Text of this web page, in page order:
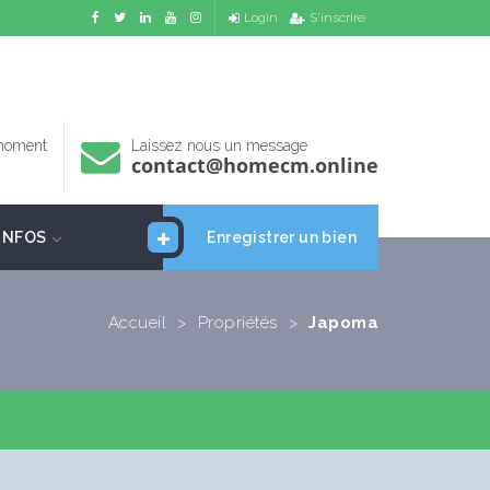
Login S'inscrire
Laissez nous un message
contact@homecm.online
Enregistrer un bien
Accueil > Propriétés > Japoma